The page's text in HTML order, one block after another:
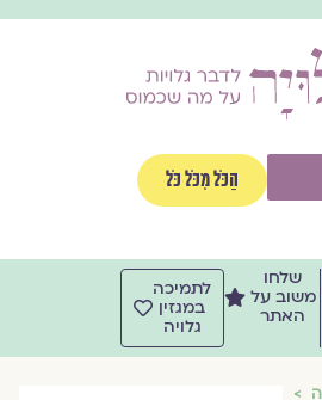
הַכֹּל מִכֹּל כֹּל
שלחו
משוב על
האתר
לתמיכה
במגזין
גלויה